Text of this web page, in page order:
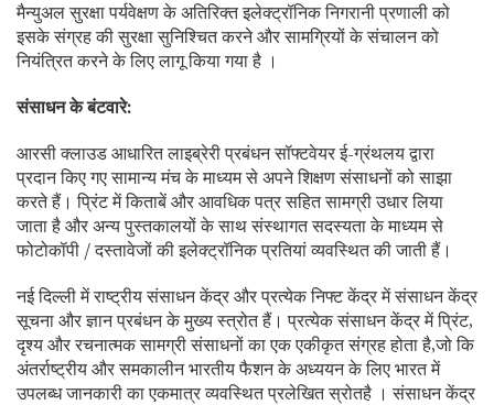
मैन्युअल सुरक्षा पर्यवेक्षण के अतिरिक्त इलेक्ट्रॉनिक निगरानी प्रणाली को
इसके संग्रह की सुरक्षा सुनिश्चित करने और सामग्रियों के संचालन को
नियंत्रित करने के लिए लागू किया गया है ।
संसाधन के बंटवारे:
आरसी क्लाउड आधारित लाइब्रेरी प्रबंधन सॉफ्टवेयर ई-ग्रंथलय द्वारा
प्रदान किए गए सामान्य मंच के माध्यम से अपने शिक्षण संसाधनों को साझा
करते हैं। प्रिंट में किताबें और आवधिक पत्र सहित सामग्री उधार लिया
जाता है और अन्य पुस्तकालयों के साथ संस्थागत सदस्यता के माध्यम से
फोटोकॉपी / दस्तावेजों की इलेक्ट्रॉनिक प्रतियां व्यवस्थित की जाती हैं।
नई दिल्ली में राष्ट्रीय संसाधन केंद्र और प्रत्येक निफ्ट केंद्र में संसाधन केंद्र
सूचना और ज्ञान प्रबंधन के मुख्य स्त्रोत हैं। प्रत्येक संसाधन केंद्र में प्रिंट,
दृश्य और रचनात्मक सामग्री संसाधनों का एक एकीकृत संग्रह होता है,जो कि
अंतर्राष्ट्रीय और समकालीन भारतीय फैशन के अध्ययन के लिए भारत में
उपलब्ध जानकारी का एकमात्र व्यवस्थित प्रलेखित स्रोतहै । संसाधन केंद्र